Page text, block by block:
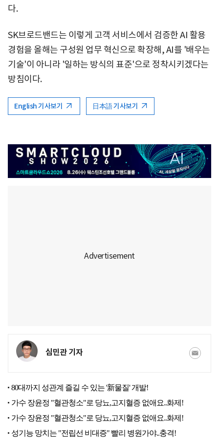
다.
SK브로드밴드는 이렇게 고객 서비스에서 검증한 AI 활용
경험을 올해는 구성원 업무 혁신으로 확장해, AI를 '배우는
기술'이 아니라 '일하는 방식의 표준'으로 정착시키겠다는
방침이다.
English 기사보기 日本語 기사보기
심민관 기자